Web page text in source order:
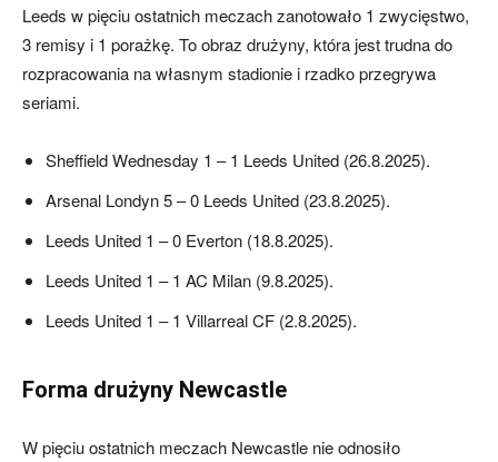
Leeds w pięciu ostatnich meczach zanotowało 1 zwycięstwo,
3 remisy i 1 porażkę. To obraz drużyny, która jest trudna do
rozpracowania na własnym stadionie i rzadko przegrywa
seriami.
Sheffield Wednesday 1 – 1 Leeds United (26.8.2025).
Arsenal Londyn 5 – 0 Leeds United (23.8.2025).
Leeds United 1 – 0 Everton (18.8.2025).
Leeds United 1 – 1 AC Milan (9.8.2025).
Leeds United 1 – 1 Villarreal CF (2.8.2025).
Forma drużyny Newcastle
W pięciu ostatnich meczach Newcastle nie odnosiło